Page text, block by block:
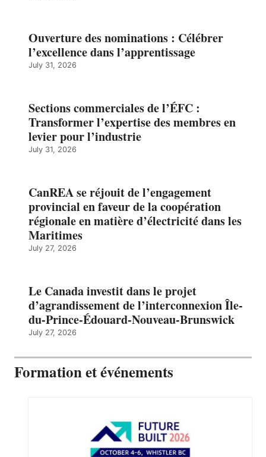
Ouverture des nominations : Célébrer
l’excellence dans l’apprentissage
July 31, 2026
Sections commerciales de l’ÉFC :
Transformer l’expertise des membres en
levier pour l’industrie
July 31, 2026
CanREA se réjouit de l’engagement
provincial en faveur de la coopération
régionale en matière d’électricité dans les
Maritimes
July 27, 2026
Le Canada investit dans le projet
d’agrandissement de l’interconnexion Île-
du-Prince-Édouard-Nouveau-Brunswick
July 27, 2026
Formation et événements